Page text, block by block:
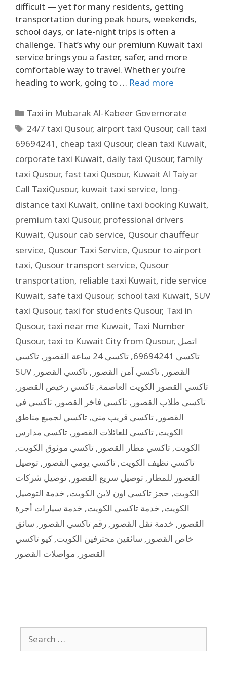
difficult — yet for many residents, getting
transportation during peak hours, weekends,
school days, or late-night trips is often a
challenge. That’s why our premium Kuwait taxi
service brings you a faster, safer, and more
comfortable way to travel. Whether you’re
heading to work, going to … Read more
Taxi in Mubarak Al-Kabeer Governorate
24/7 taxi Qusour, airport taxi Qusour, call taxi
69694241, cheap taxi Qusour, clean taxi Kuwait,
corporate taxi Kuwait, daily taxi Qusour, family
taxi Qusour, fast taxi Qusour, Kuwait Al Taiyar
Call TaxiQusour, kuwait taxi service, long-
distance taxi Kuwait, online taxi booking Kuwait,
premium taxi Qusour, professional drivers
Kuwait, Qusour cab service, Qusour chauffeur
service, Qusour Taxi Service, Qusour to airport
taxi, Qusour transport service, Qusour
transportation, reliable taxi Kuwait, ride service
Kuwait, safe taxi Qusour, school taxi Kuwait, SUV
taxi Qusour, taxi for students Qusour, Taxi in
Qusour, taxi near me Kuwait, Taxi Number
Qusour, taxi to Kuwait City from Qusour, اتصل
تاكسي 69694241
, تاكسي 24 ساعة القصور , تاكسي
SUV القصور , تاكسي آمن القصور , تاكسي القصور ,
تاكسي القصور الكويت العاصمة, تاكسي رخيص القصور ,
تاكسي طلاب القصور , تاكسي فاخر القصور , تاكسي في
القصور , تاكسي قريب مني, تاكسي لجميع مناطق
الكويت, تاكسي للعائلات القصور , تاكسي مدارس
الكويت, تاكسي مطار القصور , تاكسي موثوق الكويت,
تاكسي نظيف الكويت, تاكسي يومي القصور , توصيل
القصور للمطار , توصيل سريع القصور , توصيل شركات
الكويت, حجز تاكسي اون لاين الكويت, خدمة التوصيل
الكويت, خدمة تاكسي الكويت, خدمة سيارات أجرة
القصور , خدمة نقل القصور , رقم تاكسي القصور , سائق
خاص القصور , سائقين محترفين الكويت, كيو تاكسي
القصور , مواصلات القصور
Kuwait – 24 Hours Cab Service
October 25, 2025